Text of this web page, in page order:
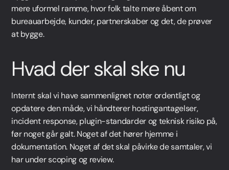
mere uformel ramme, hvor folk talte mere åbent om
bureauarbejde, kunder, partnerskaber og det, de prøver
at bygge.
Hvad der skal ske nu
Internt skal vi have sammenlignet noter ordentligt og
opdatere den måde, vi håndterer hostingantagelser,
incident response, plugin-standarder og teknisk risiko på,
før noget går galt. Noget af det hører hjemme i
dokumentation. Noget af det skal påvirke de samtaler, vi
har under scoping og review.